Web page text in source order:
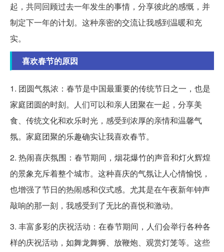
起，共同回顾过去一年发生的事情，分享彼此的感慨，并
制定下一年的计划。这种亲密的交流让我感到温暖和充
实。
喜欢春节的原因
1. 团圆气氛浓：春节是中国最重要的传统节日之一，也是
家庭团圆的时刻。人们可以和亲人团聚在一起，分享美
食、传统文化和欢乐时光，感受到浓厚的亲情和温馨气
氛。家庭团聚的乐趣确实让我喜欢春节。
2. 热闹喜庆氛围：春节期间，烟花爆竹的声音和灯火辉煌
的景象充斥着整个城市。这种喜庆的气氛让人心情愉悦，
也增强了节日的热闹感和仪式感。尤其是在午夜新年钟声
敲响的那一刻，我感受到了无比的喜悦和激动。
3. 丰富多彩的庆祝活动：在春节期间，人们会举行各种各
样的庆祝活动，如舞龙舞狮、放鞭炮、观赏灯笼等。这些